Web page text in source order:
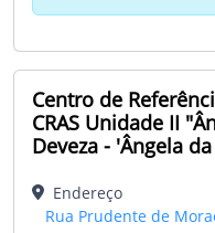
Centro de
CRAS Unidade II
Deveza - 'Ângela
Endereço
Rua Prudente de